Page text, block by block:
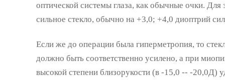
оптической системы глаза, как обычные очки. Для
сильное стекло, обычно на +3,0; +4,0 диоптрий
Если же до операции была гиперметропия, то
должно быть соответственно усилено, а при
высокой степени близорукости (в -15,0 -- -20,0Д)